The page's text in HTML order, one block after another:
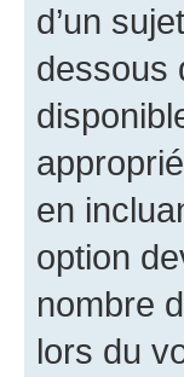
d’un
dessous
en
option
nombre
lors du